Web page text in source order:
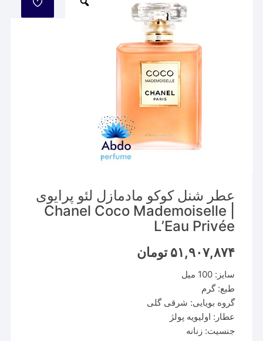
مورد
علاقه
عطر شنل کوکو مادمازل لئو پرایوی
| Chanel Coco Mademoiselle
L’Eau Privée
۵۱,۹۰۷,۸۷۴ تومان
سایز: 100 میل
طبع: گرم
گروه بویایی: شرقی گلی
عطار: اولیویه پولژ
جنسیت: زنانه